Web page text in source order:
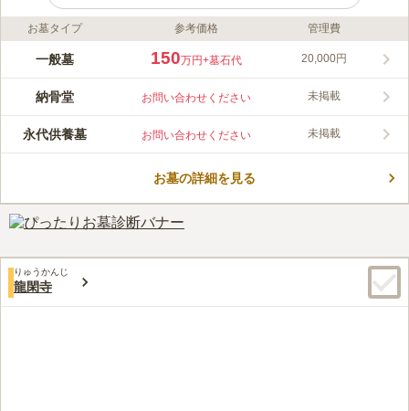
ライフドット編集部のコメント
都営三田線「千石駅」から徒歩6分程度でいくことができ、便利
かにお参りすることができる緑豊かな落着いた寺院です。 小動
物の納骨堂もあり、後継者のいらっしゃらない方、個人でも納骨
車いすの方でも安心してお参りができます。
お墓タイプ 参考価格 管理費
一般墓 150万円+墓石代 20,000円
納骨堂 お問い合わせください 未掲載
永代供養墓 お問い合わせください 未掲載
お墓の詳細を見る
りゅうかんじ
龍閑寺